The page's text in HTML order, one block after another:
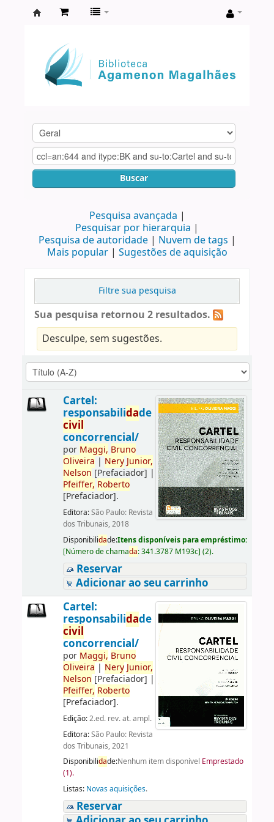
Agamenon
Magalhães
Buscar
Pesquisa avançada
Pesquisar por hierarquia
Pesquisa de autoridade
Nuvem de tags
Mais popular
Sugestões de aquisição
Filtre sua pesquisa
Sua pesquisa retornou 2 resultados.
Desculpe, sem sugestões.
Cartel:
responsabilidade
civil
concorrencial/
por Maggi, Bruno
Oliveira | Nery Junior,
Nelson [Prefaciador] |
Pfeiffer, Roberto
[Prefaciador].
Editora:São Paulo: Revista
dos Tribunais, 2018
Disponibilidade:Itens disponíveis para empréstimo:
[Número de chamada:341.3787 M193c] (2).
Reservar
Adicionar ao seu carrinho
Cartel:
responsabilidade
civil
concorrencial/
por Maggi, Bruno
Oliveira | Nery Junior,
Nelson [Prefaciador] |
Pfeiffer, Roberto
[Prefaciador].
Edição:2.ed. rev. at. ampl.
Editora:São Paulo: Revista
dos Tribunais, 2021
Disponibilidade:Nenhum item disponível Emprestado
(1).
Listas: Novas aquisições.
Reservar